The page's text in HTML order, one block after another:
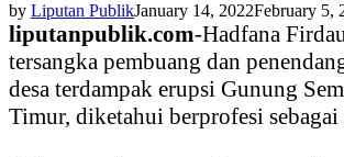
by Liputan PublikJanuary 14, 2022February 5,
liputanpublik.com-Hadfana
tersangka pembuang dan
desa terdampak erupsi Gunung
Timur, diketahui berprofesi sebagai